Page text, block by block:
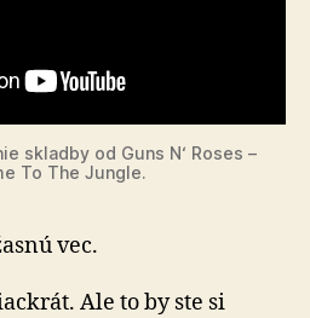
skladby od Guns N‘ Roses –
To The Jungle.
vec.
Ale to by ste si